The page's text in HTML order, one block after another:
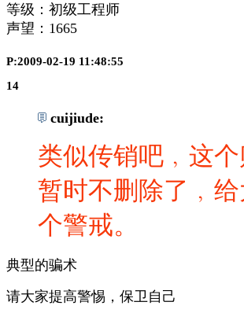
等级：初级工程师
声望： 1665
P:2009-02-19 11:48:55
14
cuijiude:
类似传销吧﹐这
暂时不删除了﹐
个警戒。
典型的骗术
请大家提高警惕，保卫自己